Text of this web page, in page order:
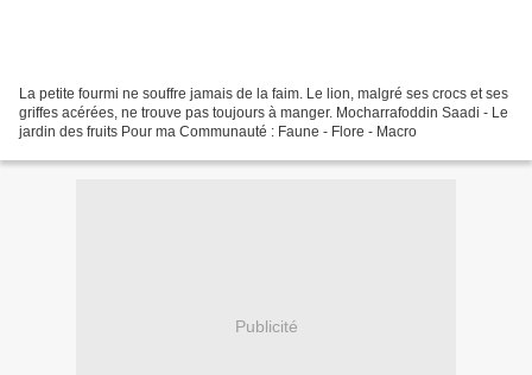
La petite fourmi ne souffre jamais de la faim. Le lion, malgré ses crocs et ses
griffes acérées, ne trouve pas toujours à manger. Mocharrafoddin Saadi - Le
jardin des fruits Pour ma Communauté : Faune - Flore - Macro
Publicité